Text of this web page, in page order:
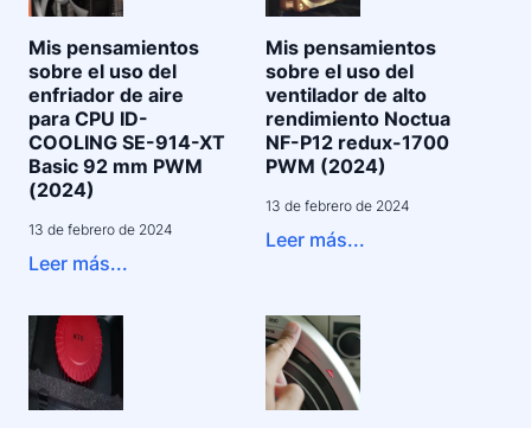
Mis pensamientos
sobre el uso del
enfriador de aire
para CPU ID-
COOLING SE-914-XT
Basic 92 mm PWM
(2024)
13 de febrero de 2024
Leer más...
Mis pensamientos
sobre el uso del
ventilador de alto
rendimiento Noctua
NF-P12 redux-1700
PWM (2024)
13 de febrero de 2024
Leer más...